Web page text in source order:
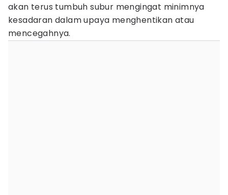
akan terus tumbuh subur mengingat minimnya
kesadaran dalam upaya menghentikan atau
mencegahnya.